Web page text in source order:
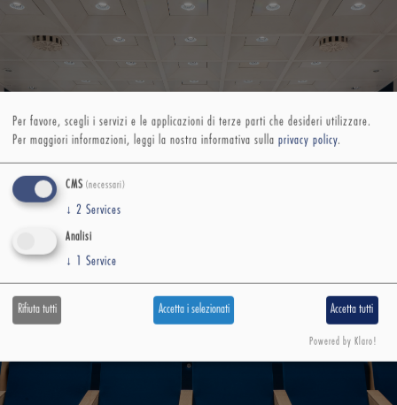
Per favore, scegli i servizi e le applicazioni di terze parti che desideri utilizzare.
Per maggiori informazioni, leggi la nostra informativa sulla privacy policy.
CMS (necessari)
↓ 2 Services
Analisi
↓ Service
Rifiuta tutti Accetta i selezionati Accetta tutti
Powered by Klaro!